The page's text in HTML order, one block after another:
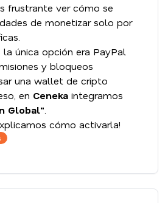
frustrante ver cómo se
de monetizar solo por
única opción era PayPal
y bloqueos
una wallet de cripto
en Ceneka integramos
Global"
cómo activarla!